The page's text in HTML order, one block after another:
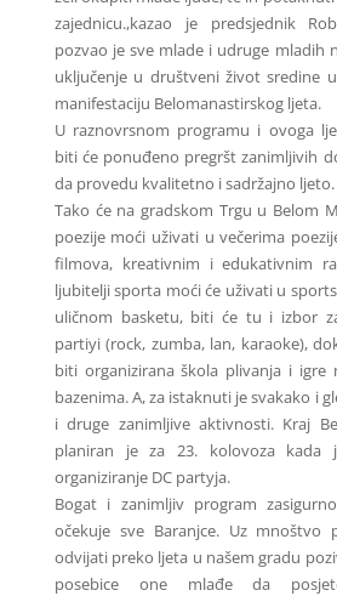
zajednicu.,kazao je predsjednik
pozvao je sve mlade i udruge mladih
uključenje u društveni život sredine
manifestaciju Belomanastirskog ljeta.
U raznovrsnom programu i ovoga
biti će ponuđeno pregršt zanimljivih
da provedu kvalitetno i sadržajno ljeto.
Tako će na gradskom Trgu u Belom
poezije moći uživati u večerima
filmova, kreativnim i edukativnim
ljubitelji sporta moći će uživati u
uličnom basketu, biti će tu i izbor
partiyi (rock, zumba, lan, karaoke),
biti organizirana škola plivanja i igre
bazenima. A, za istaknuti je svakako i
i druge zanimljive aktivnosti. Kraj
planiran je za 23. kolovoza kada
organiziranje DC partyja.
Bogat i zanimljiv program
očekuje sve Baranjce. Uz mnoštvo
odvijati preko ljeta u našem gradu
posebice one mlađe da